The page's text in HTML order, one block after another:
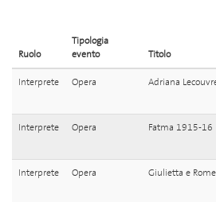
Ruolo
Tipologia
evento
Titolo
Interprete Opera Adriana
Interprete Opera Fatma 1915-16
Interprete Opera Giulietta e